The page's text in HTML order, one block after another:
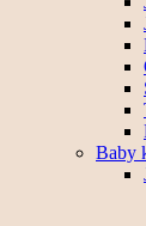
Baby